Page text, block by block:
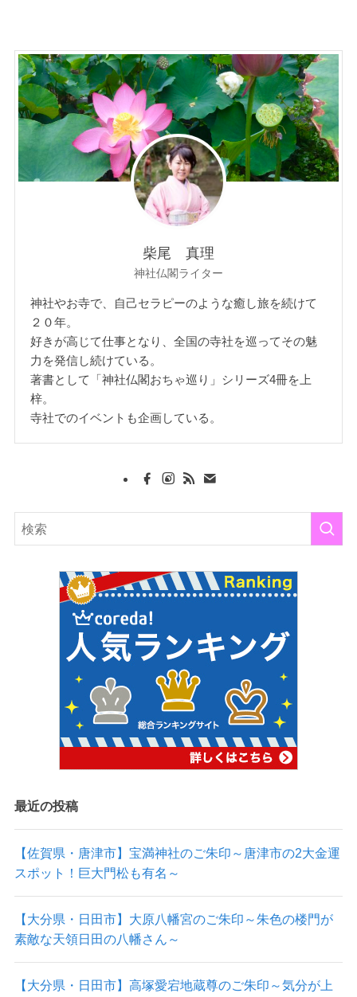
柴尾 真理
神社仏閣ライター
神社やお寺で、自己セラピーのような癒し旅を続けて
２０年。
好きが高じて仕事となり、全国の寺社を巡ってその魅
力を発信し続けている。
著書として「神社仏閣おちゃ巡り」シリーズ4冊を上
梓。
寺社でのイベントも企画している。
最近の投稿
【佐賀県・唐津市】宝満神社のご朱印～唐津市の2大金運
スポット！巨大門松も有名～
【大分県・日田市】大原八幡宮のご朱印～朱色の楼門が
素敵な天領日田の八幡さん～
【大分県・日田市】高塚愛宕地蔵尊のご朱印～気分が上